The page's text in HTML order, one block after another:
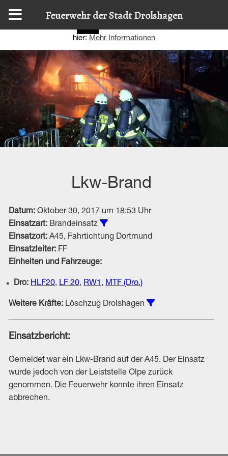
Lkw-Brand
Datum: Oktober 30, 2017 um 18:53 Uhr
Einsatzart: Brandeinsatz
Einsatzort: A45, Fahrtichtung Dortmund
Einsatzleiter: FF
Einheiten und Fahrzeuge:
Dro: HLF20,LF 20,RW1,MTF (Dro.)
Weitere Kräfte: Löschzug Drolshagen
Einsatzbericht:
Gemeldet war ein Lkw-Brand auf der A45. Der Einsatz
wurde jedoch von der Leiststelle Olpe zurück
genommen. Die Feuerwehr konnte ihren Einsatz
abbrechen.
Diese Website nutzt Cookies, um bestmögliche Funktionalität
hier: Mehr Informationen
Feuerwehr der Stadt Drolshagen